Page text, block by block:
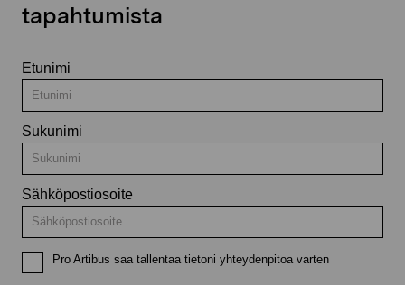
tapahtumista
Etunimi
Sukunimi
Sähköpostiosoite
Pro Artibus saa tallentaa tietoni yhteydenpitoa varten